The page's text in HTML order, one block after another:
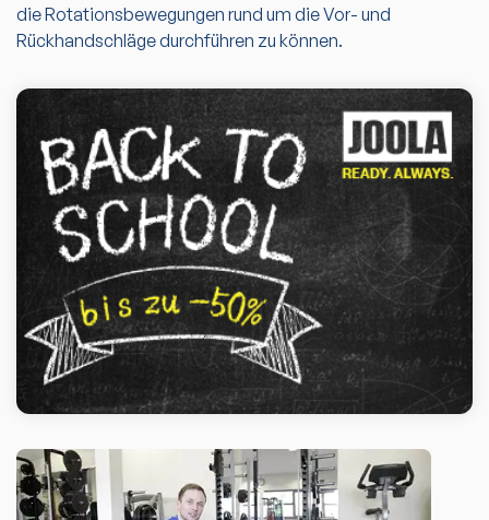
die Rotationsbewegungen rund um die Vor- und
Rückhandschläge durchführen zu können.